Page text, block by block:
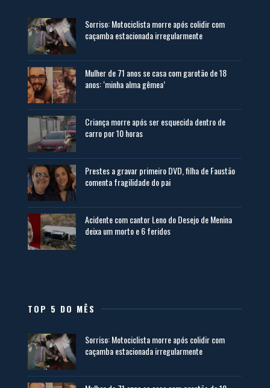
Sorriso: Motociclista morre após colidir com
caçamba estacionada irregularmente
Mulher de 71 anos se casa com garotão de 18
anos: ‘minha alma gêmea’
Criança morre após ser esquecida dentro de
carro por 10 horas
Prestes a gravar primeiro DVD, filha de Faustão
comenta fragilidade do pai
Acidente com cantor Leno do Desejo de Menina
deixa um morto e 6 feridos
TOP 5 DO MÊS
Sorriso: Motociclista morre após colidir com
caçamba estacionada irregularmente